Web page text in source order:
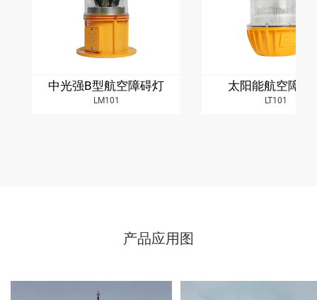
中光强B型航空障碍灯
LM101
太阳能航空障碍
LT101
产品应用图